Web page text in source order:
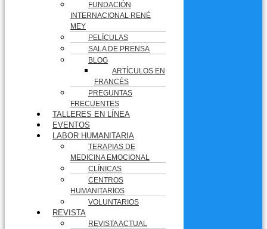
FUNDACIÓN
INTERNACIONAL RENÉ
MEY
PELÍCULAS
SALA DE PRENSA
BLOG
ARTÍCULOS EN
FRANCÉS
PREGUNTAS
FRECUENTES
TALLERES EN LÍNEA
EVENTOS
LABOR HUMANITARIA
TERAPIAS DE
MEDICINA EMOCIONAL
CLÍNICAS
CENTROS
HUMANITARIOS
VOLUNTARIOS
REVISTA
REVISTA ACTUAL